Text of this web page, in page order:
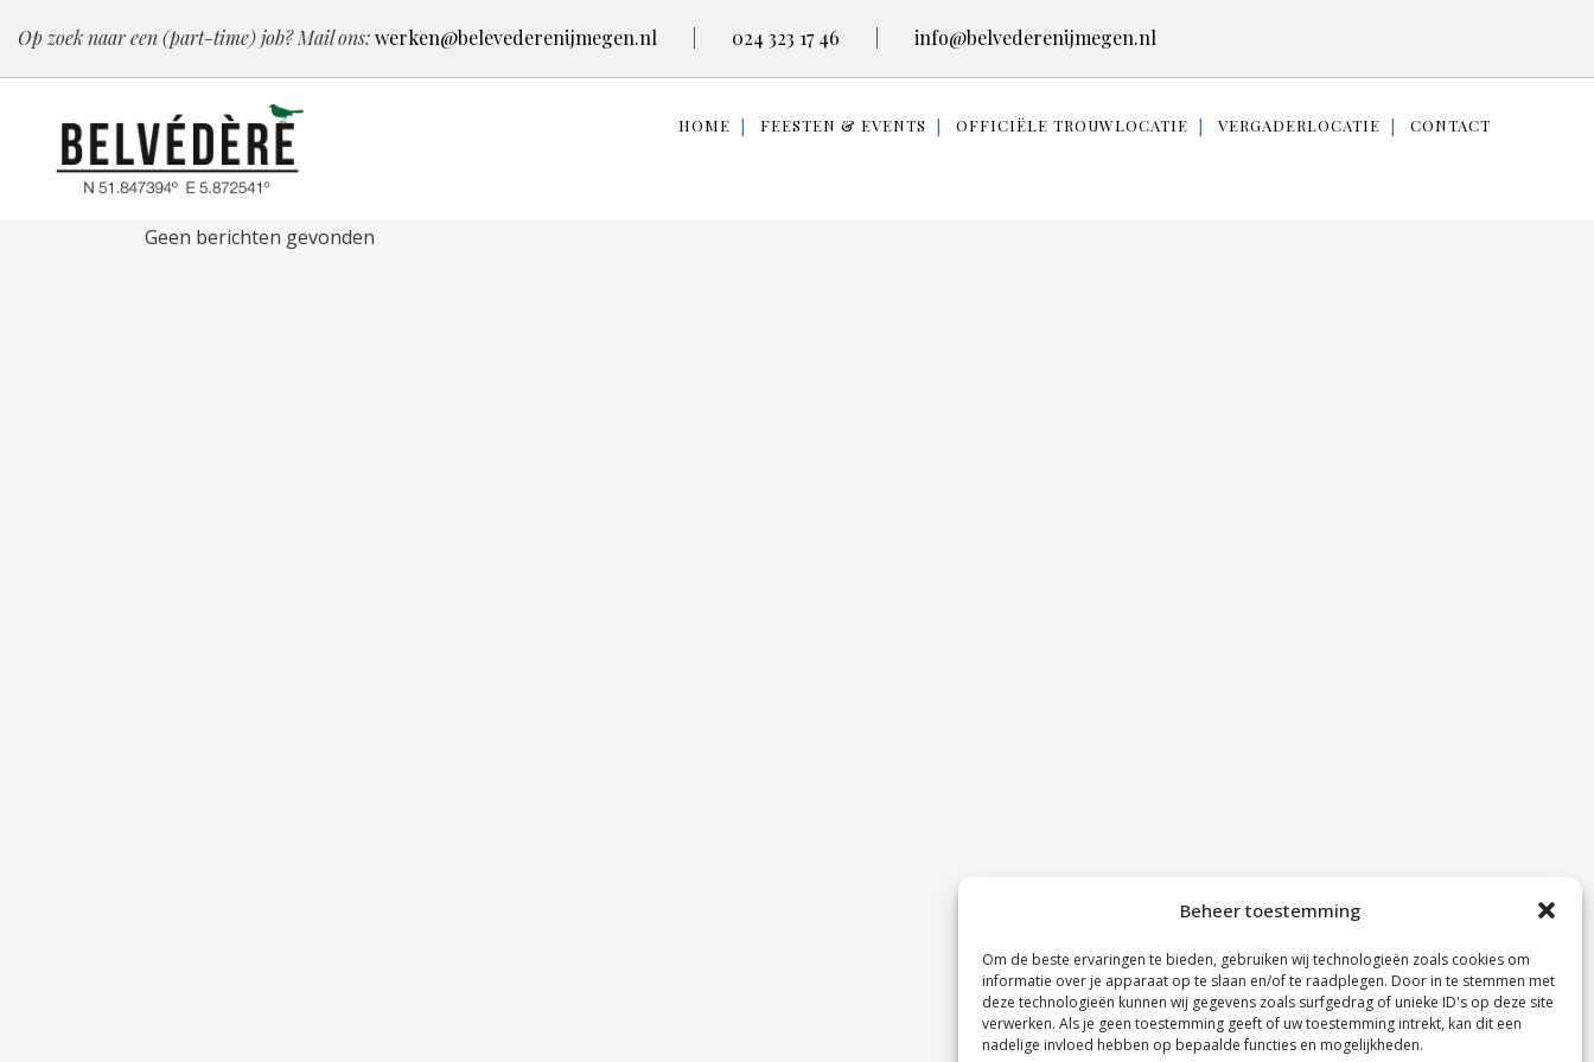
Beheer toestemming
Om de beste ervaringen te bieden, gebruiken wij technologieën zoals cookies om
informatie over je apparaat op te slaan en/of te raadplegen. Door in te stemmen met
deze technologieën kunnen wij gegevens zoals surfgedrag of unieke ID's op deze site
verwerken. Als je geen toestemming geeft of uw toestemming intrekt, kan dit een
nadelige invloed hebben op bepaalde functies en mogelijkheden.
Op zoek naar een (part-time) job? Mail ons:werken@belevederenijmegen.nl 024 323 17 46 info@belvederenijmegen.nl
HOME FEESTEN & EVENTS OFFICIËLE TROUWLOCATIE VERGADERLOCATIE CONTACT
Geen berichten gevonden